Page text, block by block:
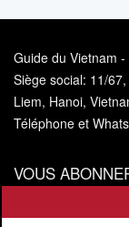
Guide du Vietnam
Siège social: 11/
Liem, Hanoi,
Téléphone et
VOUS